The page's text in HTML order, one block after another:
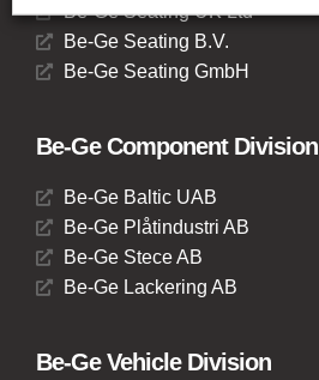
Be-Ge Seating UK Ltd
Be-Ge Seating B.V.
Be-Ge Seating GmbH
Be-Ge Component Division
Be-Ge Baltic UAB
Be-Ge Plåtindustri AB
Be-Ge Stece AB
Be-Ge Lackering AB
Be-Ge Vehicle Division